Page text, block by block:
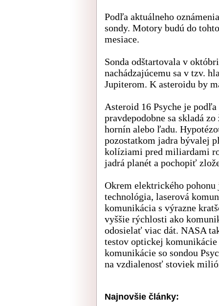
Podľa aktuálneho
sondy. Motory budú do
mesiace.
Sonda odštartovala v
nachádzajúcemu sa v tzv.
Jupiterom. K asteroidu by
Asteroid 16 Psyche je
pravdepodobne sa skladá
hornín alebo ľadu.
pozostatkom jadra bývalej
kolíziami pred miliardami
jadrá planét a pochopiť
Okrem elektrického
technológia, laserová
komunikácia s výrazne
vyššie rýchlosti ako
odosielať viac dát. NASA
testov optickej
komunikácie so sondou
na vzdialenosť stoviek
Najnovšie články: